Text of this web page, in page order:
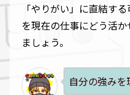
「やりがい」に直結す
を現在の仕事にどう活
ましょう。
自分の強みを